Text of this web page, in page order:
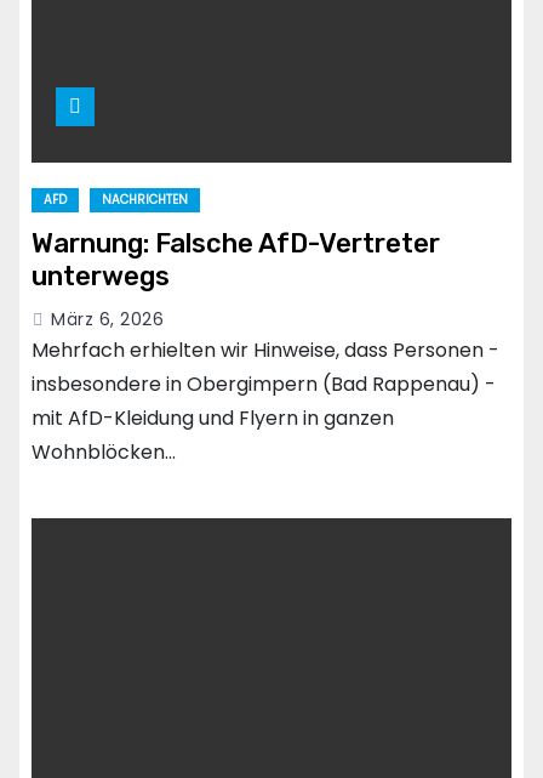
AFD NACHRICHTEN
Warnung: Falsche AfD-Vertreter
unterwegs
März 6, 2026
Mehrfach erhielten wir Hinweise, dass Personen -
insbesondere in Obergimpern (Bad Rappenau) -
mit AfD-Kleidung und Flyern in ganzen
Wohnblöcken…